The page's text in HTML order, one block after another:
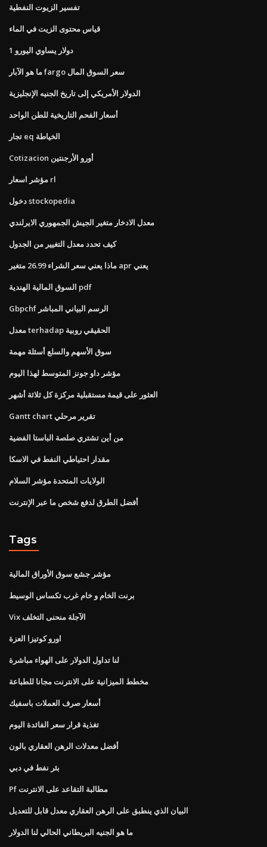
تفسير الزيوت النفطية
قياس محتوى الزيت في الماء
1 دولار يساوي اليورو
ما هو الآبار fargo سعر السوق المال
الدولار الأمريكي إلى تاريخ الجنيه الإنجليزية
أسعار الفحم التاريخية للطن الواحد
تجار eq الخياطة
Cotizacion أورو الأرجنتين
مؤشر اسعار rl
دخول stockopedia
معدل الادخار متغير الجيش الجمهوري الايرلندي
كيف تحدد معدل التغيير من الجدول
ماذا يعني سعر الشراء 26.99 متغير apr يعني
السوق المالية الهندية pdf
Gbpchf الرسم البياني المباشر
معدل terhadap الحقيقي روبية
سوق الأسهم والسلع أسئلة مهمة
مؤشر داو جونز المتوسط ​​لهذا اليوم
العثور على قيمة مستقبلية مركزة كل ثلاثة أشهر
Gantt chart تقرير مرحلي
من أين تشتري صلصة الباستا الفضية
مقدار احتياطي النفط في الاسكا
الولايات المتحدة مؤشر السلام
أفضل الطرق لدفع شخص ما عبر الإنترنت
Tags
مؤشر جشع سوق الأوراق المالية
برنت الخام و خام غرب تكساس الوسيط
Vix الآجلة منحنى التخلف
اورو كوتيزا العزة
لنا تداول الدولار على الهواء مباشرة
مخطط الميزانية على الانترنت مجانا للطباعة
أسعار صرف العملات باسفيك
تغذية قرار سعر الفائدة اليوم
أفضل معدلات الرهن العقاري بالون
بئر نفط في دبي
Pf مطالبة التقاعد على الانترنت
البيان الذي ينطبق على الرهن العقاري معدل قابل للتعديل
ما هو الجنيه البريطاني الحالي لنا الدولار